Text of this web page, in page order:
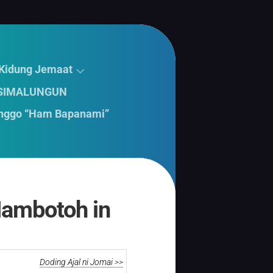
Jemaat
“Ham Bapanami”
in
Doding Ajal ni Jomai >>